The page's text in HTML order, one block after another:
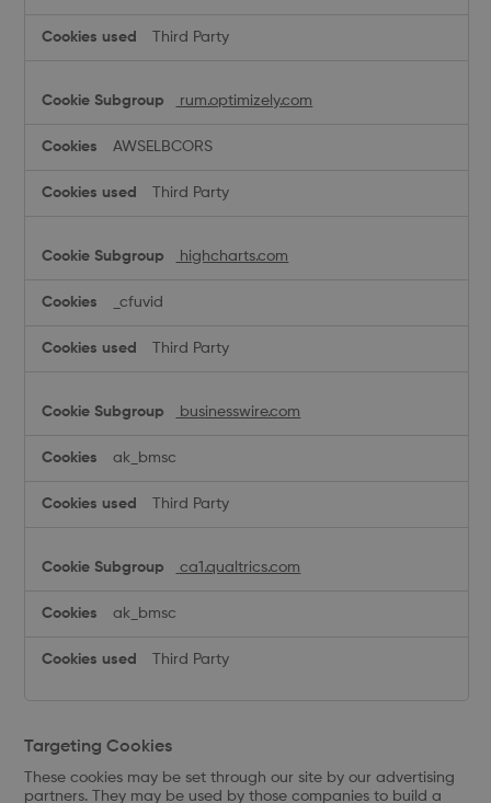
Third Party
rum.optimizely.com
AWSELBCORS
Third Party
highcharts.com
_cfuvid
Third Party
businesswire.com
ak_bmsc
Third Party
ca1.qualtrics.com
ak_bmsc
Third Party
Targeting Cookies
These cookies may be set through our site by our advertising
partners. They may be used by those companies to build a